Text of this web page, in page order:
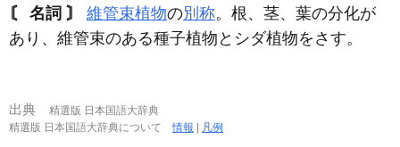
〘 名詞 〙 維管束植物の別称。根、茎、葉の分化が
あり、維管束のある種子植物とシダ植物をさす。
出典
精選版 日本国語大辞典
精選版 日本国語大辞典について情報 | 凡例